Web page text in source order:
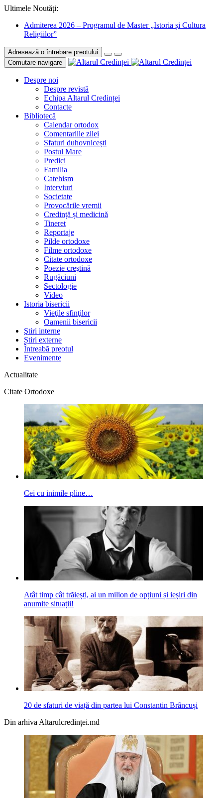
Ultimele Noutăți:
Admiterea 2026 – Programul de Master „Istoria și Cultura
Religiilor”
Adresează o întrebare preotului
Comutare navigare
Despre noi
Despre revistă
Echipa Altarul Credinței
Contacte
Bibliotecă
Calendar ortodox
Comentariile zilei
Sfaturi duhovnicești
Postul Mare
Predici
Familia
Catehism
Interviuri
Societate
Provocările vremii
Credință și medicină
Tineret
Reportaje
Pilde ortodoxe
Filme ortodoxe
Citate ortodoxe
Poezie creştină
Rugăciuni
Sectologie
Video
Istoria bisericii
Vieţile sfinţilor
Oamenii bisericii
Ştiri interne
Știri externe
Întreabă preotul
Evenimente
Actualitate
Citate Ortodoxe
Cei cu inimile pline…
Atât timp cât trăiești, ai un milion de opțiuni și ieșiri din
anumite situații!
20 de sfaturi de viață din partea lui Constantin Brâncuși
Din arhiva Altarulcredinței.md